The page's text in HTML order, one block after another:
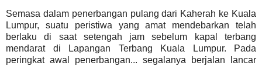
Semasa dalam penerbangan pulang dari Kaherah ke Kuala
Lumpur, suatu peristiwa yang amat mendebarkan telah
berlaku di saat setengah jam sebelum kapal terbang
mendarat di Lapangan Terbang Kuala Lumpur. Pada
peringkat awal penerbangan... segalanya berjalan lancar